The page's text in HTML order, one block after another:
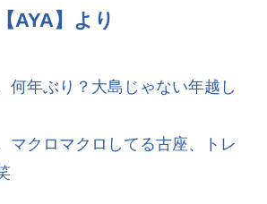
AYA】より
何年ぶり？大島じゃない年越し
マクロマクロしてる古座、トレ